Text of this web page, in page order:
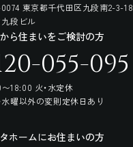
0074 東京都千代田区九段南2-3-18
九段ビル
ら住まいをご検討の方
055-095
18:00 火・水定休
水曜以外の変則定休日あり
ホームにお住まいの方